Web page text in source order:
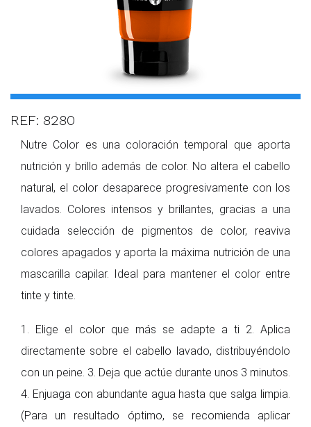
REF: 8280
Nutre Color es una coloración temporal que aporta
nutrición y brillo además de color. No altera el cabello
natural, el color desaparece progresivamente con los
lavados. Colo­res intensos y brillantes, gracias a una
cuidada selección de pigmentos de color, reaviva
colores apagados y aporta la máxima nutrición de una
mascarilla capilar. Ideal para mantener el color entre
tinte y tinte.
1. Elige el color que más se adapte a ti 2. Aplica
directamente sobre el cabello lavado, distribuyéndolo
con un peine. 3. Deja que actúe durante unos 3 minutos.
4. Enjuaga con abundante agua hasta que salga limpia.
(Para un resultado óptimo, se recomienda aplicar